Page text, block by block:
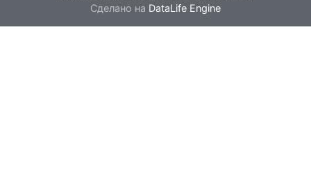
Сделано на DataLife Engine